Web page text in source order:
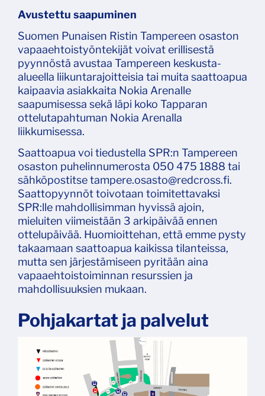
Avustettu saapuminen
Suomen Punaisen Ristin Tampereen osaston
vapaaehtoistyöntekijät voivat erillisestä
pyynnöstä avustaa Tampereen keskusta-
alueella liikuntarajoitteisia tai muita saattoapua
kaipaavia asiakkaita Nokia Arenalle
saapumisessa sekä läpi koko Tapparan
ottelutapahtuman Nokia Arenalla
liikkumisessa.
Saattoapua voi tiedustella SPR:n Tampereen
osaston puhelinnumerosta 050 475 1888 tai
sähköpostitse tampere.osasto@redcross.fi.
Saattopyynnöt toivotaan toimitettavaksi
SPR:lle mahdollisimman hyvissä ajoin,
mieluiten viimeistään 3 arkipäivää ennen
ottelupäivää. Huomioittehan, että emme pysty
takaamaan saattoapua kaikissa tilanteissa,
mutta sen järjestämiseen pyritään aina
vapaaehtoistoiminnan resurssien ja
mahdollisuuksien mukaan.
Pohjakartat ja palvelut